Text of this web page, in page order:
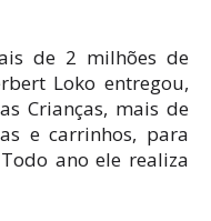
de 2 milhões de
Loko entregou,
Crianças, mais de
e carrinhos, para
ano ele realiza